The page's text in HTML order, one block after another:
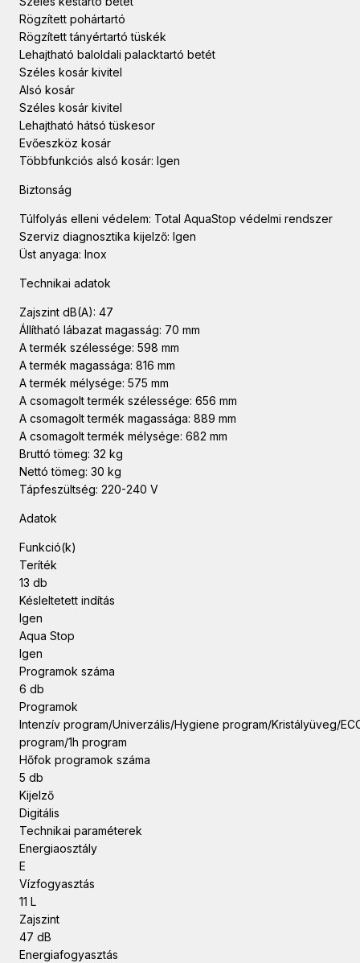
Rögzített pohártartó
Rögzített tányértartó tüskék
Lehajtható baloldali palacktartó betét
Széles kosár kivitel
Alsó kosár
Széles kosár kivitel
Lehajtható hátsó tüskesor
Evőeszköz kosár
Többfunkciós alsó kosár: Igen
Biztonság
Túlfolyás elleni védelem: Total AquaStop védelmi rendszer
Szerviz diagnosztika kijelző: Igen
Üst anyaga: Inox
Technikai adatok
Zajszint dB(A): 47
Állítható lábazat magasság: 70 mm
A termék szélessége: 598 mm
A termék magassága: 816 mm
A termék mélysége: 575 mm
A csomagolt termék szélessége: 656 mm
A csomagolt termék magassága: 889 mm
A csomagolt termék mélysége: 682 mm
Bruttó tömeg: 32 kg
Nettó tömeg: 30 kg
Tápfeszültség: 220-240 V
Adatok
Funkció(k)
Teríték
13 db
Késleltetett indítás
Igen
Aqua Stop
Igen
Programok száma
6 db
Programok
Intenzív program/Univerzális/Hygiene program/Kristályüveg/
program/1h program
Hőfok programok száma
5 db
Kijelző
Digitális
Technikai paraméterek
Energiaosztály
E
Vízfogyasztás
11 L
Zajszint
47 dB
Energiafogyasztás